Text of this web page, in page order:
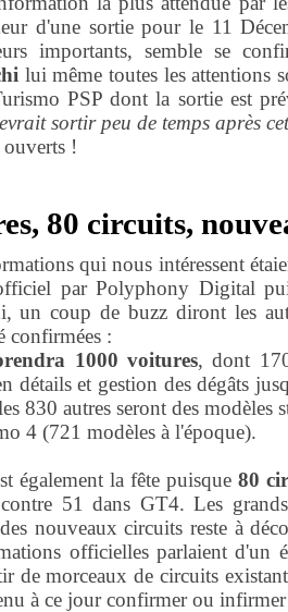
d'une sortie pour le 11
importants, semble se
lui même toutes les attentions
PSP dont la sortie est
sortir peu de temps après
!
80 circuits,
qui nous intéressent
par Polyphony Digital
un coup de buzz diront les
confirmées :
1000 voitures, dont
détails et gestion des dégâts
830 autres seront des modèles
4 (721 modèles à l'époque).
également la fête puisque80
51 dans GT4. Les
nouveaux circuits reste à
officielles parlaient d'un
de morceaux de circuits
à ce jour confirmer ou